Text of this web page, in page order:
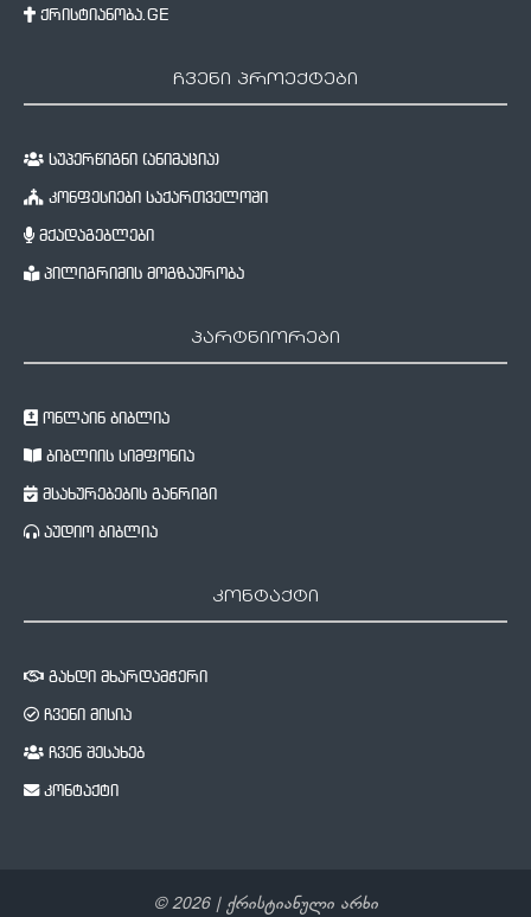
ქრისტიანობა.GE
ჩვენი პროექტები
სუპერწიგნი (ანიმაცია)
კონფესიები საქართველოში
მქადაგებლები
პილიგრიმის მოგზაურობა
პარტნიორები
ონლაინ ბიბლია
ბიბლიის სიმფონია
მსახურებების განრიგი
აუდიო ბიბლია
კონტაქტი
გახდი მხარდამჭერი
ჩვენი მისია
ჩვენ შესახებ
კონტაქტი
©2026| ქრისტიანული არხი